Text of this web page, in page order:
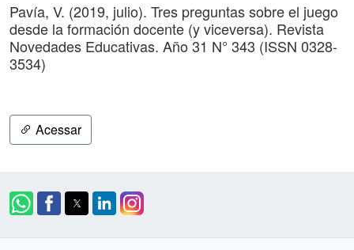
Pavía, V. (2019, julio). Tres preguntas sobre el juego
desde la formación docente (y viceversa). Revista
Novedades Educativas. Año 31 N° 343 (ISSN 0328-
3534)
Acessar